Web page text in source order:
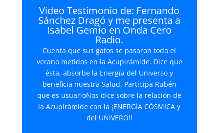
Video Testimonio de: Fernando
Sánchez Dragó y me presenta a
Isabel Gemio en Onda Cero
Radio.
Cuenta que sus gatos se pasaron todo el
verano metidos en la Acupirámide. Dice que
ésta, absorbe la Energía del Universo y
beneficia nuestra Salud. Participa Rubén
que es usuarioNos dice sobre la relación de
la Acupirámide con la ¡ENERGÍA CÓSMICA y
del UNIVERO!!